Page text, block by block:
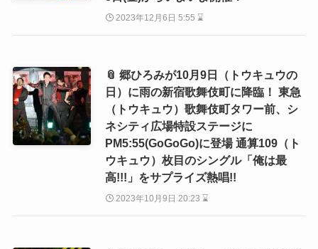
2023年12月6日 5:55 ⌛
📎 郷ひろみが10月9日（トウキュウの
日）に雨の新宿歌舞伎町に降臨！ 東急
（トウキュウ）歌舞伎町タワー前、シ
ネシティ広場特設ステージに
PM5:55(GoGoGo)に登場 通算109（ト
ウキュウ）枚目のシングル「俺は最
高!!!」をサプライズ熱唱!!
2023年10月9日 20:23 ⌛